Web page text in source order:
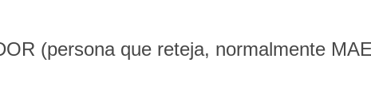
(persona que reteja, normalmente